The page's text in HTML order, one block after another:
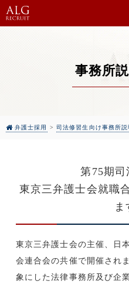
事務所
弁護士採用 > 司法修習生向け事務所
第75期司
東京三弁護士会就職
ま
東京三弁護士会の主催、日
会連合会の共催で開催され
象にした法律事務所及び企